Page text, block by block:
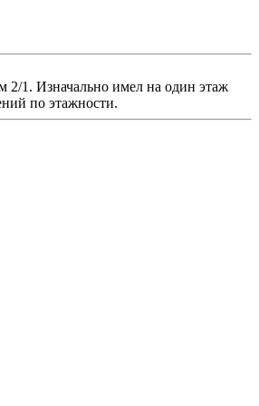
2/1. Изначально имел на один этаж
по этажности.